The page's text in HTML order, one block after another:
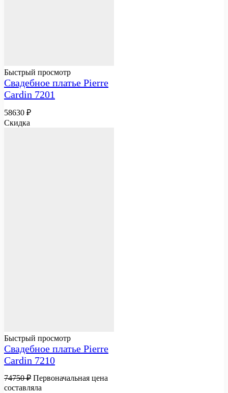
Быстрый просмотр
Свадебное платье Pierre
Cardin 7201
58630 ₽
Скидка
Быстрый просмотр
Свадебное платье Pierre
Cardin 7210
74750₽ Первоначальная цена
составляла